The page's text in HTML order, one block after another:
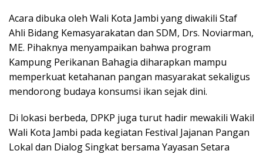
Acara dibuka oleh Wali Kota Jambi yang diwakili Staf
Ahli Bidang Kemasyarakatan dan SDM, Drs. Noviarman,
ME. Pihaknya menyampaikan bahwa program
Kampung Perikanan Bahagia diharapkan mampu
memperkuat ketahanan pangan masyarakat sekaligus
mendorong budaya konsumsi ikan sejak dini.
Di lokasi berbeda, DPKP juga turut hadir mewakili Wakil
Wali Kota Jambi pada kegiatan Festival Jajanan Pangan
Lokal dan Dialog Singkat bersama Yayasan Setara